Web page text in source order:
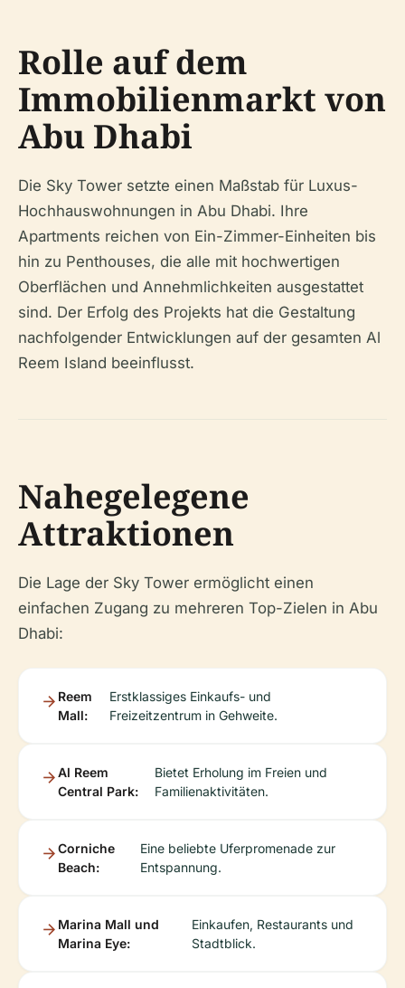
Rolle auf dem
Immobilienmarkt von
Abu Dhabi
Die Sky Tower setzte einen Maßstab für Luxus-
Hochhauswohnungen in Abu Dhabi. Ihre
Apartments reichen von Ein-Zimmer-Einheiten bis
hin zu Penthouses, die alle mit hochwertigen
Oberflächen und Annehmlichkeiten ausgestattet
sind. Der Erfolg des Projekts hat die Gestaltung
nachfolgender Entwicklungen auf der gesamten Al
Reem Island beeinflusst.
Nahegelegene
Attraktionen
Die Lage der Sky Tower ermöglicht einen
einfachen Zugang zu mehreren Top-Zielen in Abu
Dhabi:
Reem
Mall:
Erstklassiges Einkaufs- und
Freizeitzentrum in Gehweite.
Al Reem
Central Park:
Bietet Erholung im Freien und
Familienaktivitäten.
Corniche
Beach:
Eine beliebte Uferpromenade zur
Entspannung.
Marina Mall und
Marina Eye:
Einkaufen, Restaurants und
Stadtblick.